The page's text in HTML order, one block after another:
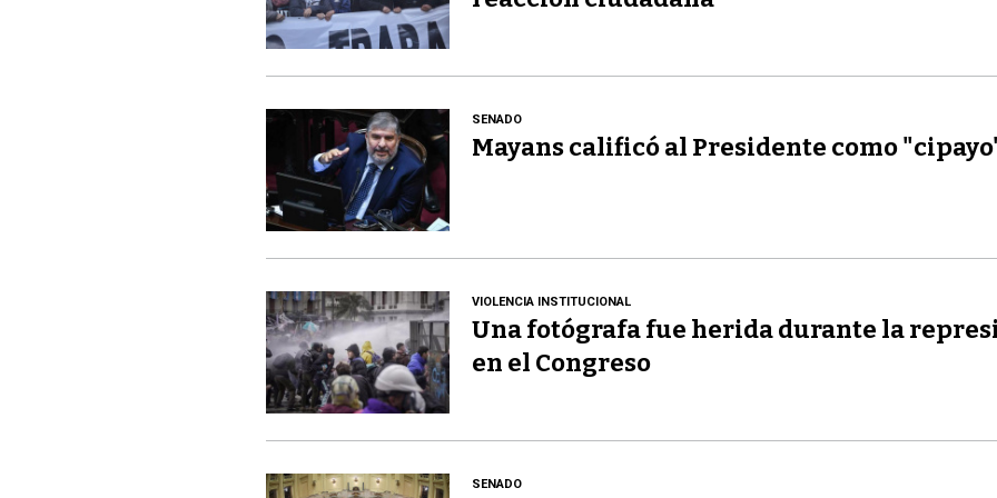
SENADO
Mayans calificó al Presidente como
VIOLENCIA INSTITUCIONAL
Una fotógrafa fue herida durante la
en el Congreso
SENADO